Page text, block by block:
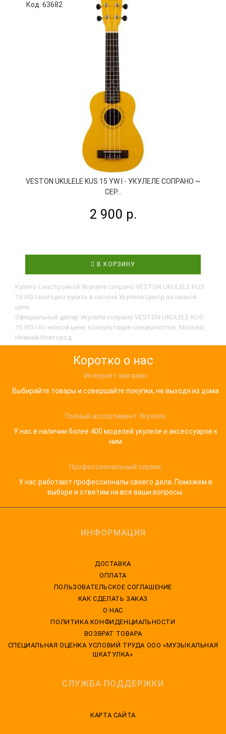
Код: 63682
VESTON UKULELE KUS 15 YW I - УКУЛЕЛЕ СОПРАНО ~
СЕР...
2 900 р.
В КОРЗИНУ
Купить с настройкой Укулеле сопрано VESTON UKULELE KUS
15 VIO I выгодно купить в салоне Укулеле Центр по низкой
цене.
Официальный дилер Укулеле сопрано VESTON UKULELE KUS
15 VIO I по низкой цене, консультация специалистов. Москва,
Нижний Новгород
Коротко о нас
Интернет-магазин
Выбирайте товары и совершайте покупки, не выходя из дома
Полный ассортимент Укулеле
У нас в наличии более 400 моделей укулеле и аксессуаров к
ним
Профессиональный сервис
У нас работают профессионалы своего дела. Поможем в
выборе и ответим на все ваши вопросы.
ИНФОРМАЦИЯ
ДОСТАВКА
ОПЛАТА
ПОЛЬЗОВАТЕЛЬСКОЕ СОГЛАШЕНИЕ
КАК СДЕЛАТЬ ЗАКАЗ
О НАС
ПОЛИТИКА КОНФИДЕНЦИАЛЬНОСТИ
ВОЗВРАТ ТОВАРА
CПЕЦИАЛЬНАЯ ОЦЕНКА УСЛОВИЙ ТРУДА ООО «МУЗЫКАЛЬНАЯ
ШКАТУЛКА»
СЛУЖБА ПОДДЕРЖКИ
КАРТА САЙТА